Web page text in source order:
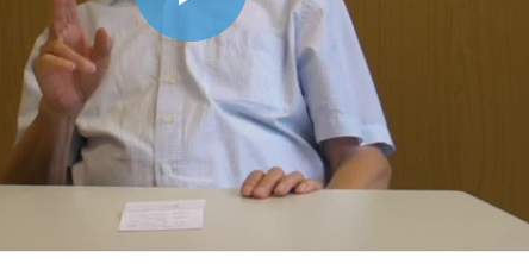
Video
abspielen